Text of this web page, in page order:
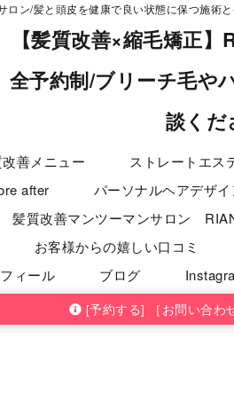
ン/髪と頭皮を健康で良い状態に保つ施術
【髪質改善×縮毛矯正
全予約制/ブリーチ毛や
談くだ
善メニュー ストレートエス
after パーソナルヘアデザイ
髪質改善マンツーマンサロン
お客様からの嬉しい口コミ
ィール ブログ
[予約する] ［お問い合わ
こんなお悩みございませんか？